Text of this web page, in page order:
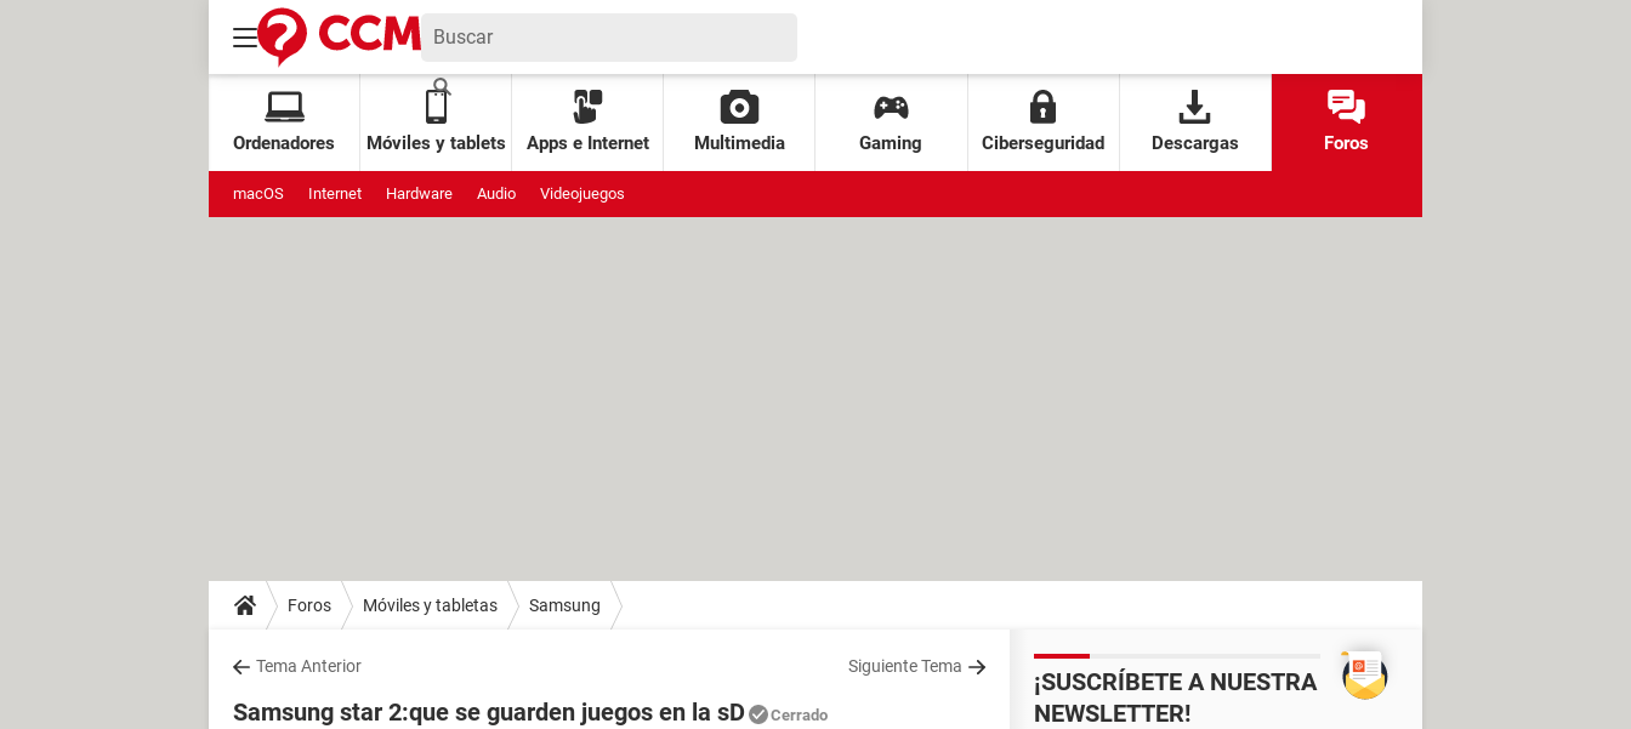
Ordenadores Móviles y tablets Apps e Internet Multimedia Gaming Ciberseguridad Descargas Foros
macOS Internet Hardware Audio Videojuegos
Foros Móviles y tabletas Samsung
Tema Anterior Siguiente Tema
Samsung star 2:que se guarden juegos en la sD Cerrado
¡SUSCRÍBETE A NUESTRA
NEWSLETTER!